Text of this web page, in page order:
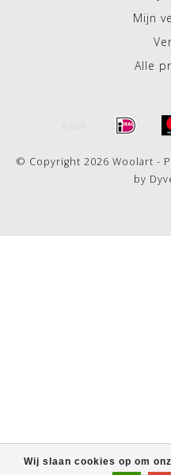
Wij slaan cookies op om
Mijn
Alle
© Copyright 2026 Woolart -
by